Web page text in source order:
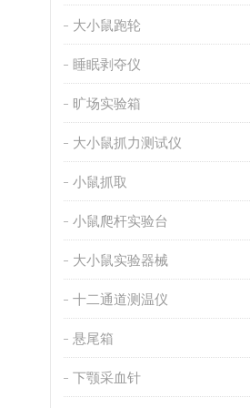
大小鼠跑轮
睡眠剥夺仪
旷场实验箱
大小鼠抓力测试仪
小鼠抓取
小鼠爬杆实验台
大小鼠实验器械
十二通道测温仪
悬尾箱
下颚采血针